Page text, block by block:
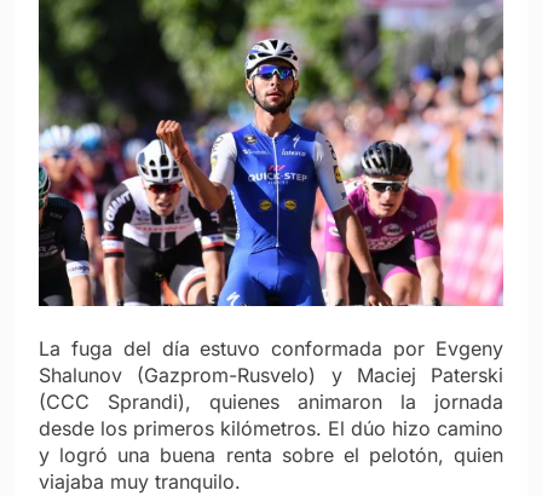
La fuga del día estuvo conformada por Evgeny
Shalunov (Gazprom-Rusvelo) y Maciej Paterski
(CCC Sprandi), quienes animaron la jornada
desde los primeros kilómetros. El dúo hizo camino
y logró una buena renta sobre el pelotón, quien
viajaba muy tranquilo.